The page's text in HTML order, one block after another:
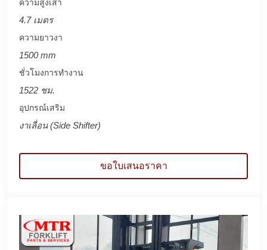
ความสูงเสา
4.7 เมตร
ความยาวงา
1500 mm
ชั่วโมงการทำงาน
1522 ชม.
อุปกรณ์เสริม
งาเลื่อน (Side Shifter)
ขอใบเสนอราคา